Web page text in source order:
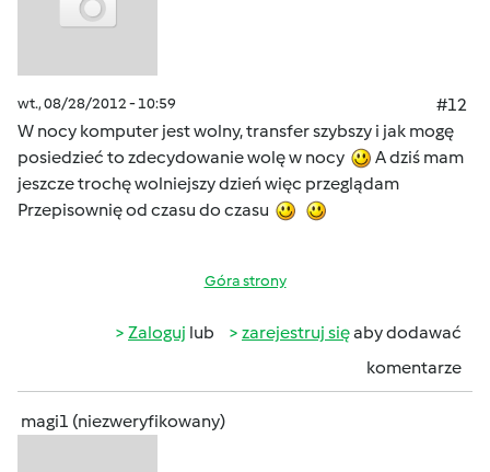
wt., 08/28/2012 - 10:59
#12
W nocy komputer jest wolny, transfer szybszy i jak mogę
posiedzieć to zdecydowanie wolę w nocy
A dziś mam
jeszcze trochę wolniejszy dzień więc przeglądam
Przepisownię od czasu do czasu
Góra strony
Zaloguj lub zarejestruj sięaby dodawać
komentarze
magi1 (niezweryfikowany)